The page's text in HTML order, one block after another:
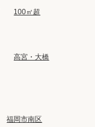
100㎡超
高宮・大橋
福岡市南区